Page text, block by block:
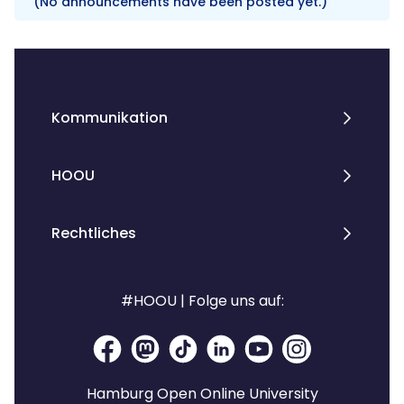
Kommunikation
HOOU
Rechtliches
#HOOU | Folge uns auf:
Hamburg Open Online University